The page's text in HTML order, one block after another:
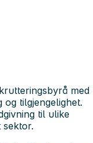
med
tilgjengelighet.
til ulike